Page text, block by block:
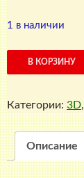
1 в наличии
Количество
товара
ПЛАСТИК
ABS
Clear
В КОРЗИНУ
Категории: 3D,
Описание